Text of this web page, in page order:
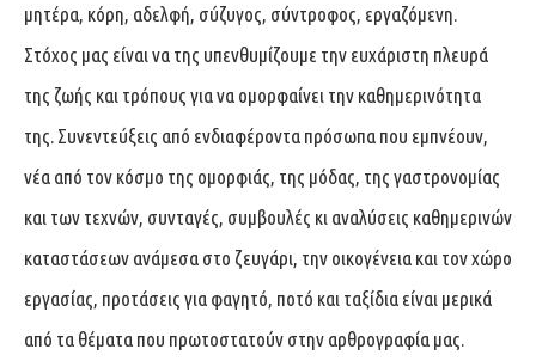
μητέρα, κόρη, αδελφή, σύζυγος, σύντροφος, εργαζόμενη.
Στόχος μας είναι να της υπενθυμίζουμε την ευχάριστη πλευρά
της ζωής και τρόπους για να ομορφαίνει την καθημερινότητα
της. Συνεντεύξεις από ενδιαφέροντα πρόσωπα που εμπνέουν,
νέα από τον κόσμο της ομορφιάς, της μόδας, της γαστρονομίας
και των τεχνών, συνταγές, συμβουλές κι αναλύσεις καθημερινών
καταστάσεων ανάμεσα στο ζευγάρι, την οικογένεια και τον χώρο
εργασίας, προτάσεις για φαγητό, ποτό και ταξίδια είναι μερικά
από τα θέματα που πρωτοστατούν στην αρθρογραφία μας.